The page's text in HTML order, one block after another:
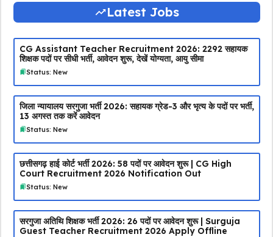
Latest Jobs
CG Assistant Teacher Recruitment 2026: 2292 सहायक
शिक्षक पदों पर सीधी भर्ती, आवेदन शुरू, देखें योग्यता, आयु सीमा
Status: New
जिला न्यायालय सरगुजा भर्ती 2026: सहायक ग्रेड-3 और भृत्य के पदों पर भर्ती,
13 अगस्त तक करें आवेदन
Status: New
छत्तीसगढ़ हाई कोर्ट भर्ती 2026: 58 पदों पर आवेदन शुरू | CG High
Court Recruitment 2026 Notification Out
Status: New
सरगुजा अतिथि शिक्षक भर्ती 2026: 26 पदों पर आवेदन शुरू | Surguja
Guest Teacher Recruitment 2026 Apply Offline